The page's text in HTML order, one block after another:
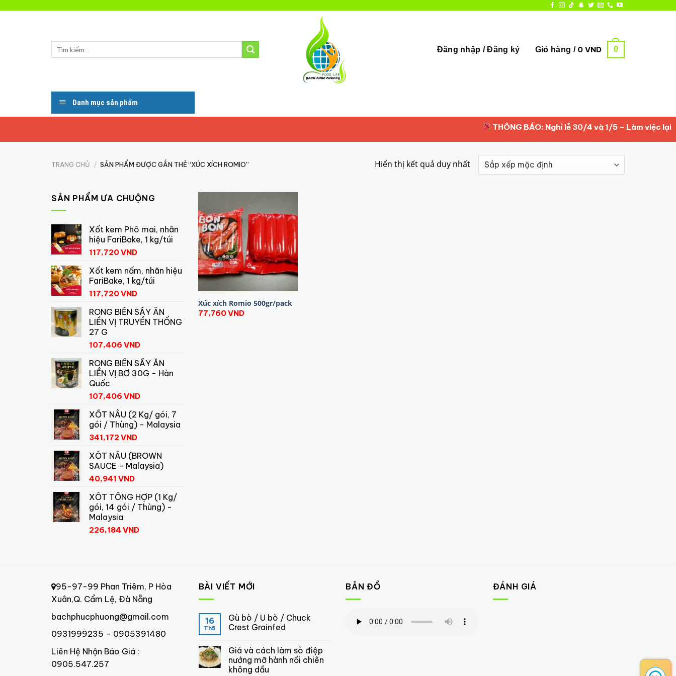
Tìm
Đăng nhập / Đăng ký Giỏ hàng / 0 VND 0
Danh mục sản phẩm
THÔNG BÁO: Nghỉ lễ 30/4 và 1/5 – Làm việc lại từ
TRANG CHỦ / SẢN PHẨM ĐƯỢC GẮN THẺ “XÚC XÍCH ROMIO” Hiển thị kết quả duy nhất
SẢN PHẨM ƯA CHUỘNG
Xốt kem Phô mai, nhãn
hiệu FariBake, 1 kg/túi
117,720VND
Xốt kem nấm, nhãn hiệu
FariBake, 1 kg/túi
117,720VND
RONG BIỂN SẤY ĂN
LIỀN VỊ TRUYỀN THỐNG
27 G
107,406 VND
RONG BIỂN SẤY ĂN
LIỀN VỊ BƠ 30G - Hàn
Quốc
107,406 VND
XỐT NÂU (2 Kg/ gói, 7
gói / Thùng) - Malaysia
341,172 VND
XỐT NÂU (BROWN
SAUCE - Malaysia)
40,941 VND
XỐT TỔNG HỢP (1 Kg/
gói, 14 gói / Thùng) -
Malaysia
226,184 VND
Xúc xích Romio 500gr/pack
77,760VND
95-97-99 Phan Triêm, P Hòa
Xuân,Q. Cẩm Lệ, Đà Nẵng
bachphucphuong@gmail.com
0931999235 – 0905391480
Liên Hệ Nhận Báo Giá :
0905.547.257
BÀI VIẾT MỚI
16
Th5
Gù bò / U bò / Chuck
Crest Grainfed
Giá và cách làm sò điệp
nướng mỡ hành nồi chiên
không dầu
BẢN ĐỒ ĐÁNH GIÁ